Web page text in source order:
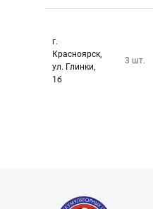
г.
Красноярск,
ул. Глинки,
1б
3 шт.